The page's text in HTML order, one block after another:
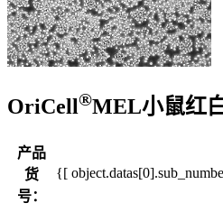
OriCell®MEL小鼠红
产品
货
号：
{[